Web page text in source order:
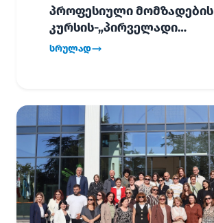
პროფესიული მომზადების
კურსის-„პირველადი
გადაუდებელი დახმარება“,
სრულად